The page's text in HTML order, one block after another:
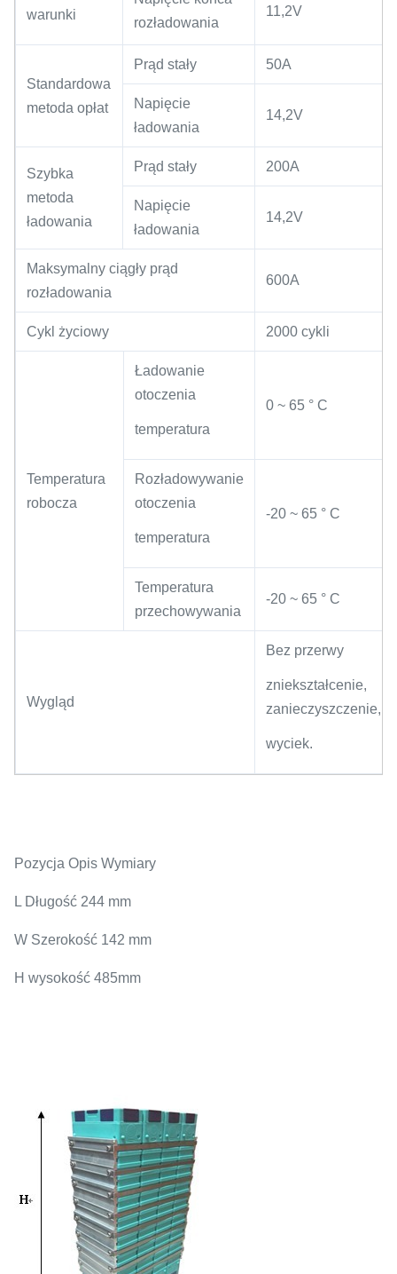
warunki
rozładowania
11,2V
Standardowa
metoda opłat
Prąd stały 50A
Napięcie
ładowania
14,2V
Szybka
metoda
ładowania
Prąd stały 200A
Napięcie
ładowania
14,2V
Maksymalny ciągły prąd
rozładowania
600A
Cykl życiowy 2000 cykli
Temperatura
robocza
Ładowanie
otoczenia
temperatura
0 ~ 65 ° C
Rozładowywanie
otoczenia
temperatura
-20 ~ 65 ° C
Temperatura
przechowywania
-20 ~ 65 ° C
Wygląd
Bez przerwy
zniekształcenie,
zanieczyszczenie,
wyciek.
Pozycja Opis Wymiary
L Długość 244 mm
W Szerokość 142 mm
H wysokość 485mm